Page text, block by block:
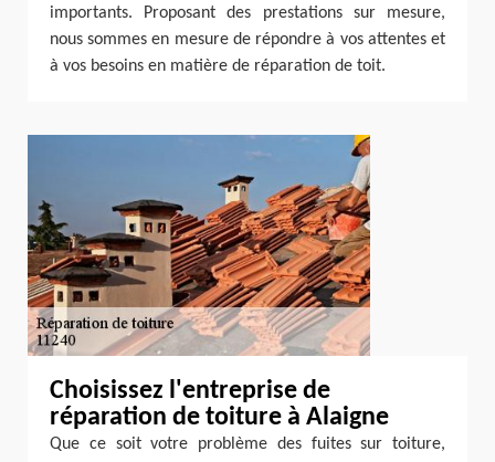
importants. Proposant des prestations sur mesure,
nous sommes en mesure de répondre à vos attentes et
à vos besoins en matière de réparation de toit.
Choisissez l'entreprise de
réparation de toiture à Alaigne
Que ce soit votre problème des fuites sur toiture,